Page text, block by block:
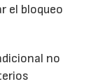
el bloqueo
no